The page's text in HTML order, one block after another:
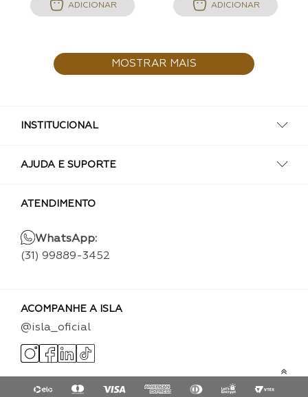
ADICIONAR ADICIONAR
MOSTRAR MAIS
INSTITUCIONAL
AJUDA E SUPORTE
ATENDIMENTO
WhatsApp:
(31) 99889-3452
ACOMPANHE A ISLA
@isla_oficial